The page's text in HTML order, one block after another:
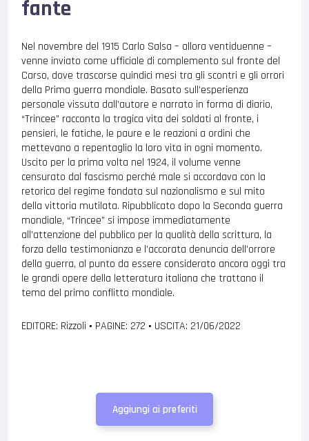
fante
Nel novembre del 1915 Carlo Salsa – allora ventiduenne –
venne inviato come ufficiale di complemento sul fronte del
Carso, dove trascorse quindici mesi tra gli scontri e gli orrori
della Prima guerra mondiale. Basato sull’esperienza
personale vissuta dall’autore e narrato in forma di diario,
“Trincee” racconta la tragica vita dei soldati al fronte, i
pensieri, le fatiche, le paure e le reazioni a ordini che
mettevano a repentaglio la loro vita in ogni momento.
Uscito per la prima volta nel 1924, il volume venne
censurato dal fascismo perché male si accordava con la
retorica del regime fondata sul nazionalismo e sul mito
della vittoria mutilata. Ripubblicato dopo la Seconda guerra
mondiale, “Trincee” si impose immediatamente
all’attenzione del pubblico per la qualità della scrittura, la
forza della testimonianza e l’accorata denuncia dell’orrore
della guerra, al punto da essere considerato ancora oggi tra
le grandi opere della letteratura italiana che trattano il
tema del primo conflitto mondiale.
EDITORE: Rizzoli • PAGINE: 272 • USCITA: 21/06/2022
Aggiungi ai preferiti